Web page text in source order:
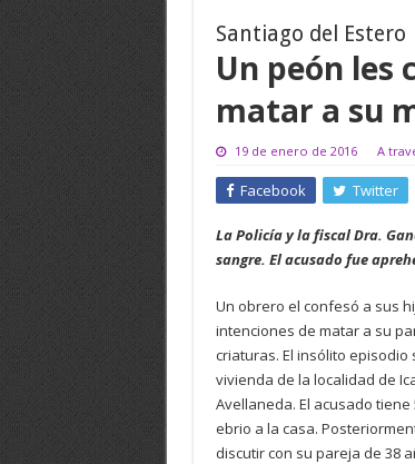
Santiago del Estero
Un peón les
matar a su
19 de enero de 2016 A
Facebook Twitter
La Policía y la fiscal Dra.
sangre. El acusado fue
Un obrero el confesó a sus
intenciones de matar a su
criaturas. El insólito episodio
vivienda de la localidad de
Avellaneda. El acusado tiene
ebrio a la casa.
discutir con su pareja de 38